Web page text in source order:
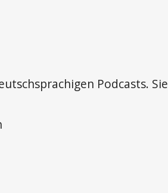
Podcasts. Sie